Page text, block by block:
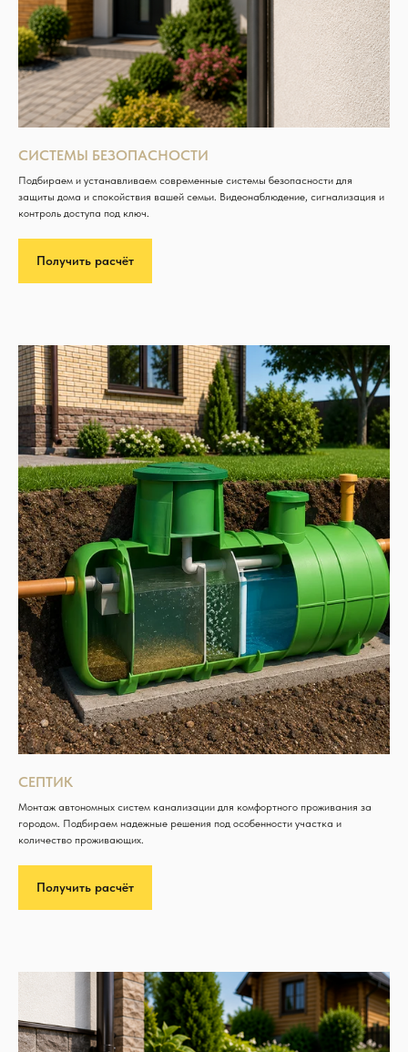
СИСТЕМЫ БЕЗОПАСНОСТИ
Подбираем и устанавливаем современные системы безопасности для
защиты дома и спокойствия вашей семьи. Видеонаблюдение, сигнализация и
контроль доступа под ключ.
Получить расчёт
СЕПТИК
Монтаж автономных систем канализации для комфортного проживания за
городом. Подбираем надежные решения под особенности участка и
количество проживающих.
Получить расчёт